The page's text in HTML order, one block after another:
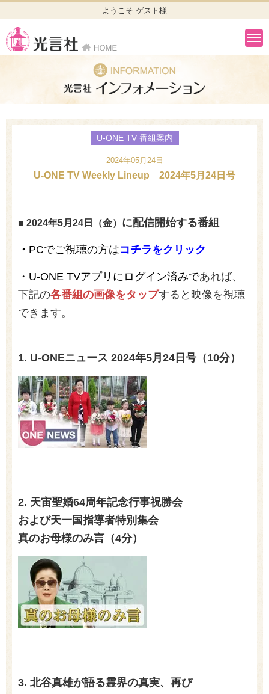
ようこそ ゲスト様
U-ONE TV 番組案内
2024年05月24日
U-ONE TV Weekly Lineup 2024年5月24日号
■ 2024年5月24 日（金） に配信開始する番組
・ PCでご視聴の方はコチラをクリック
・U-ONE TVアプリにログイン済みであれば、
下記の各番組の画像をタップすると映像を視聴
できます。
1. U-ONEニュース 2024年5月24日号（10分）
2. 天宙聖婚64周年記念行事祝勝会
および天一国指導者特別集会
真のお母様のみ言（4分）
3. 北谷真雄が語る霊界の真実、再び